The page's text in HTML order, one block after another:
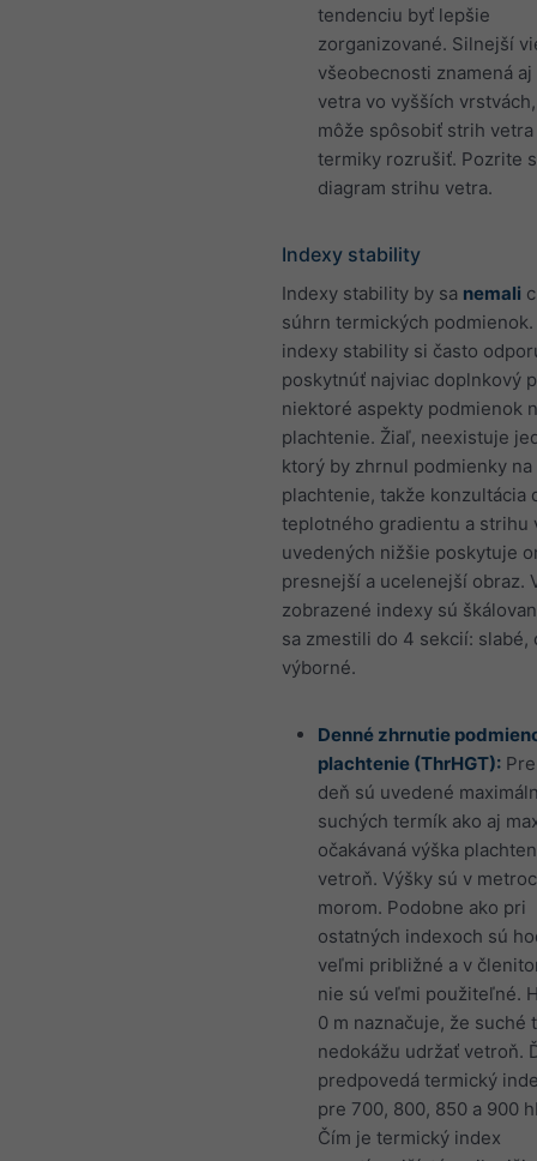
tendenciu byť lepšie
zorganizované. Silnejší
všeobecnosti znamená aj
vetra vo vyšších
môže spôsobiť strih vetra
termiky rozrušiť. Pozrite
diagram strihu vetra.
Indexy stability
Indexy stability by sa nemali
súhrn termických podmienok.
indexy stability si často
poskytnúť najviac doplnkový
niektoré aspekty podmienok
plachtenie. Žiaľ, neexistuje
ktorý by zhrnul podmienky na
plachtenie, takže konzultácia
teplotného gradientu a strihu
uvedených nižšie poskytuje
presnejší a ucelenejší obraz.
zobrazené indexy sú
sa zmestili do 4 sekcií: slabé,
výborné.
Denné zhrnutie
plachtenie (ThrHGT):
deň sú uvedené
suchých termík ako aj
očakávaná výška
vetroň. Výšky sú v
morom. Podobne ako pri
ostatných indexoch sú
veľmi približné a v
nie sú veľmi použiteľné.
0 m naznačuje, že suché
nedokážu udržať vetroň.
predpovedá termický
pre 700, 800, 850 a 900
Čím je termický index